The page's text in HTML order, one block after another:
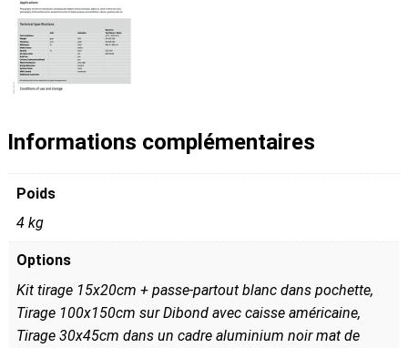
Informations complémentaires
Poids
4 kg
Options
Kit tirage 15x20cm + passe-partout blanc dans pochette,
Tirage 100x150cm sur Dibond avec caisse américaine,
Tirage 30x45cm dans un cadre aluminium noir mat de